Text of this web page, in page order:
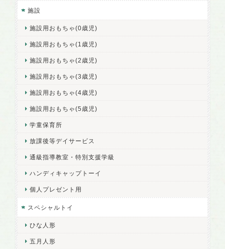
施設
施設用おもちゃ(0歳児)
施設用おもちゃ(1歳児)
施設用おもちゃ(2歳児)
施設用おもちゃ(3歳児)
施設用おもちゃ(4歳児)
施設用おもちゃ(5歳児)
学童保育所
放課後等デイサービス
通級指導教室・特別支援学級
ハンディキャップトーイ
個人プレゼント用
スペシャルトイ
ひな人形
五月人形